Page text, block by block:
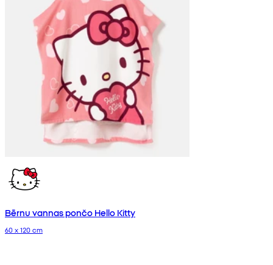
Bērnu vannas pončo Hello Kitty
60 x 120 cm